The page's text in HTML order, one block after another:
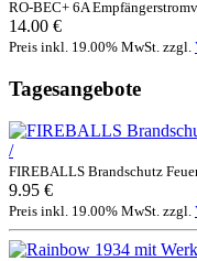
RO-BEC+ 6A
14.00 €
Preis inkl. 19.00% MwSt. zzgl.
Tagesangebote
FIREBALLS Brandschutz
9.95 €
Preis inkl. 19.00% MwSt. zzgl.